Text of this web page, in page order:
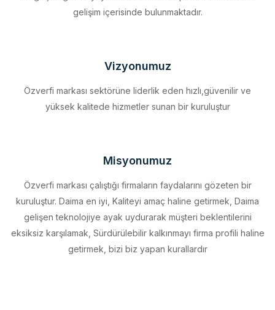
Özverfi markası sektörüne liderlik eden hızlı,güvenilir ve
Özverfi markası çalıştığı firmaların faydalarını gözeten bir
gelişen teknolojiye ayak uydurarak müşteri beklentilerini
eksiksiz karşılamak, Sürdürülebilir kalkınmayı firma profili haline
getirmek, bizi biz yapan kurallardır